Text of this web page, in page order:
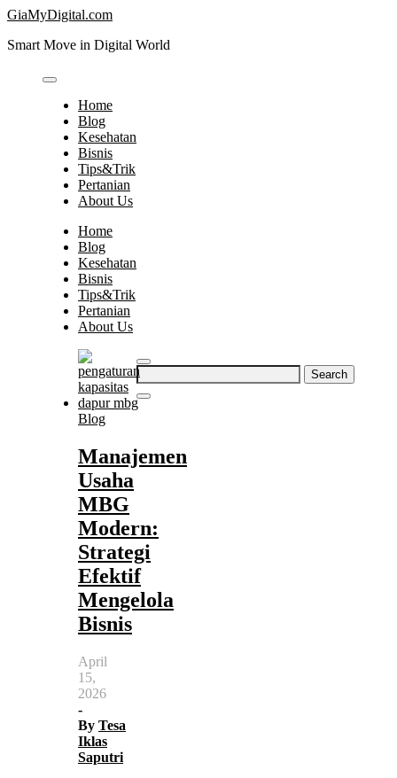
Skip
content
GiaMyDigital.com
Smart Move in Digital World
Home
Blog
Kesehatan
Bisnis
Tips&Trik
Pertanian
About Us
Home
Blog
Kesehatan
Bisnis
Tips&Trik
Pertanian
About Us
Search
for:
Blog
Manajemen
Usaha
MBG
Modern:
Strategi
Efektif
Mengelola
Bisnis
April
15,
2026
-
By Tesa
Iklas
Saputri